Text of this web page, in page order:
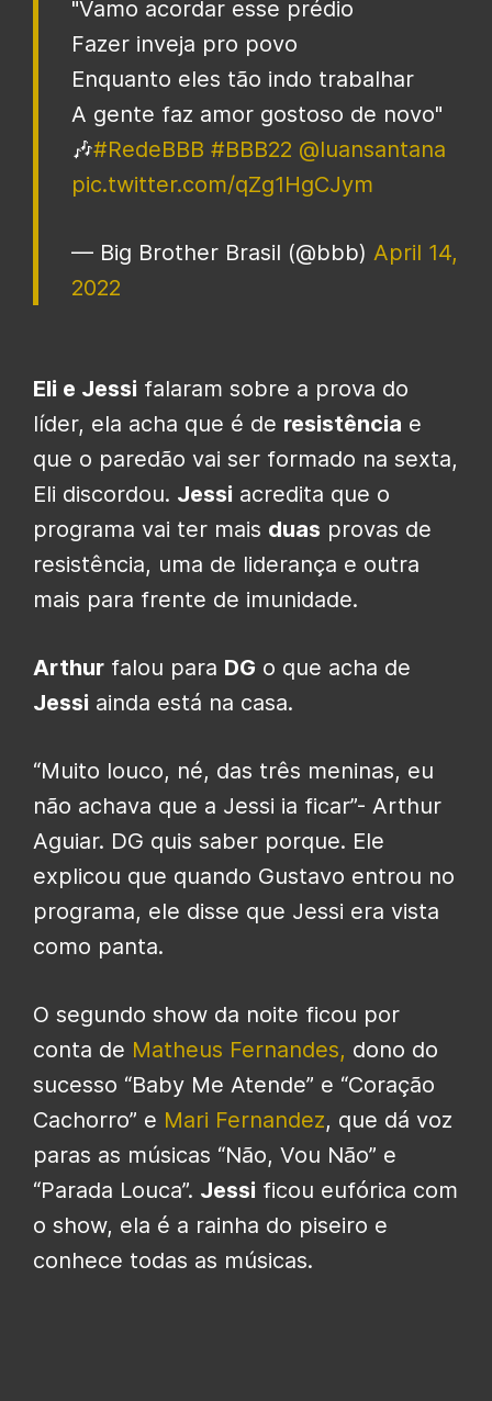
"Vamo acordar esse prédio
Fazer inveja pro povo
Enquanto eles tão indo trabalhar
A gente faz amor gostoso de novo"
🎶#RedeBBB #BBB22 @luansantana
pic.twitter.com/qZg1HgCJym
— Big Brother Brasil (@bbb) April 14,
2022
Eli e Jessi falaram sobre a prova do
líder, ela acha que é de resistência e
que o paredão vai ser formado na sexta,
Eli discordou. Jessi acredita que o
programa vai ter mais duas provas de
resistência, uma de liderança e outra
mais para frente de imunidade.
Arthur falou para DG o que acha de
Jessi ainda está na casa.
“Muito louco, né, das três meninas, eu
não achava que a Jessi ia ficar”- Arthur
Aguiar. DG quis saber porque. Ele
explicou que quando Gustavo entrou no
programa, ele disse que Jessi era vista
como panta.
O segundo show da noite ficou por
conta de Matheus Fernandes, dono do
sucesso “Baby Me Atende” e “Coração
Cachorro” e Mari Fernandez, que dá voz
paras as músicas “Não, Vou Não” e
“Parada Louca”. Jessi ficou eufórica com
o show, ela é a rainha do piseiro e
conhece todas as músicas.